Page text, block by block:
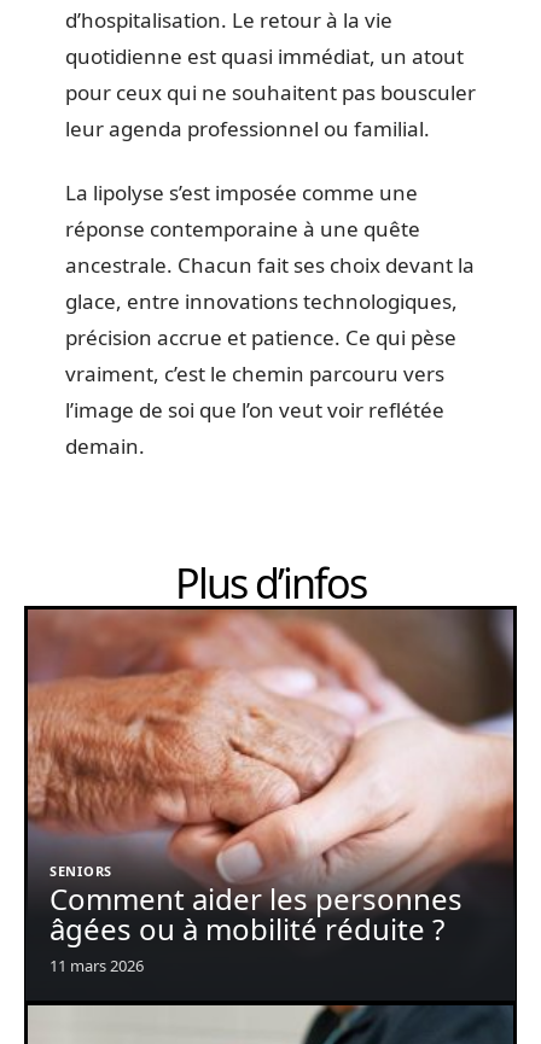
d’hospitalisation. Le retour à la vie
quotidienne est quasi immédiat, un atout
pour ceux qui ne souhaitent pas bousculer
leur agenda professionnel ou familial.
La lipolyse s’est imposée comme une
réponse contemporaine à une quête
ancestrale. Chacun fait ses choix devant la
glace, entre innovations technologiques,
précision accrue et patience. Ce qui pèse
vraiment, c’est le chemin parcouru vers
l’image de soi que l’on veut voir reflétée
demain.
Plus d’infos
SENIORS
Comment aider les personnes
âgées ou à mobilité réduite ?
11 mars 2026